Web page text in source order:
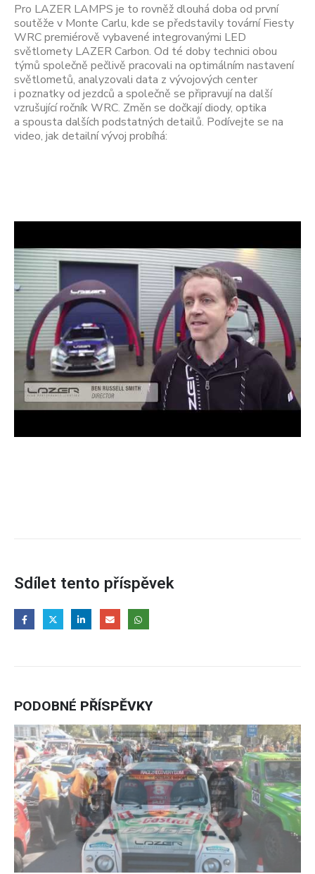
Pro LAZER LAMPS je to rovněž dlouhá doba od první
soutěže v Monte Carlu, kde se představily tovární Fiesty
WRC premiérově vybavené integrovanými LED
světlomety LAZER Carbon. Od té doby technici obou
týmů společně pečlivě pracovali na optimálním nastavení
světlometů, analyzovali data z vývojových center
i poznatky od jezdců a společně se připravují na další
vzrušující ročník WRC. Změn se dočkají diody, optika
a spousta dalších podstatných detailů. Podívejte se na
video, jak detailní vývoj probíhá:
Sdílet tento příspěvek
PODOBNÉ PŘÍSPĚVKY